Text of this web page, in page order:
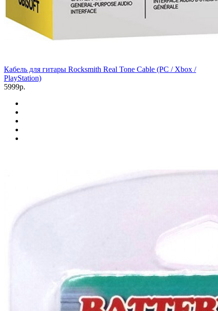
Кабель для гитары Rocksmith Real Tone Cable (PC / Xbox /
PlayStation)
5999р.